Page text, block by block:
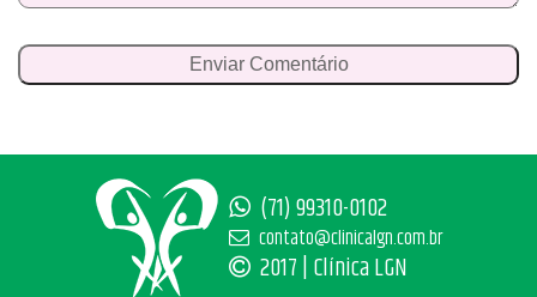
(71) 99310-0102
contato@clinicalgn.com.br
2017 | Clínica LGN